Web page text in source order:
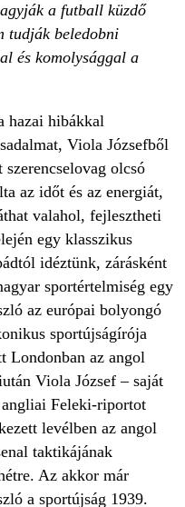
a futball küzdő
tudják beledobni
és komolysággal a
hazai hibákkal
Viola Józsefből
olcsó
az időt és az energiát,
valahol, fejlesztheti
egy klasszikus
idéztünk, zárásként
sportértelmiség egy
az európai bolyongó
sportújságírója
Londonban az angol
Viola József – saját
Feleki-riportot
levélben az angol
taktikájának
Az akkor már
a sportújság 1939.